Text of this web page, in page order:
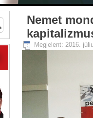
Nemet
Megjelent: 2016.